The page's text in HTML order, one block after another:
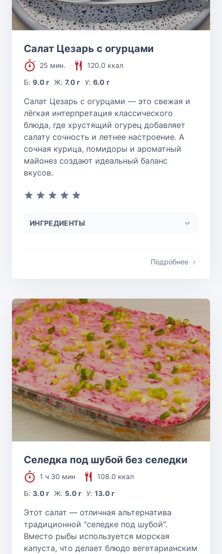
Салат Цезарь с огурцами
25 мин.
120.0 ккал
Б:9.0 г Ж: 7.0 г У: 6.0 г
Салат Цезарь с огурцами — это свежая и
лёгкая интерпретация классического
блюда, где хрустящий огурец добавляет
салату сочность и летнее настроение. А
сочная курица, помидоры и ароматный
майонез создают идеальный баланс
вкусов.
ИНГРЕДИЕНТЫ
Подробнее
Селедка под шубой без селедки
1 ч 30 мин
108.0 ккал
Б:3.0 г Ж: 5.0 г У: 13.0 г
Этот салат — отличная альтернатива
традиционной "селедке под шубой".
Вместо рыбы используется морская
капуста, что делает блюдо вегетарианским